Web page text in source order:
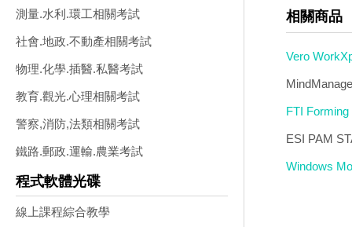
測量.水利.環工相關考試
社會.地政.不動產相關考試
物理.化學.插醫.私醫考試
教育.觀光.心理相關考試
警察,消防,法類相關考試
鐵路.郵政.運輸.農業考試
程式軟體光碟
線上課程綜合教學
相關商品
Vero
FTI
ESI PAM
Windows